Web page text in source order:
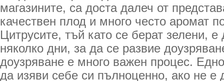
магазините, са доста далеч от
качествен плод и много често аромат
Цитрусите, тъй като се берат зелени,
няколко дни, за да се развие
доузряване е много важен процес.
да изяви себе си пълноценно, ако не е